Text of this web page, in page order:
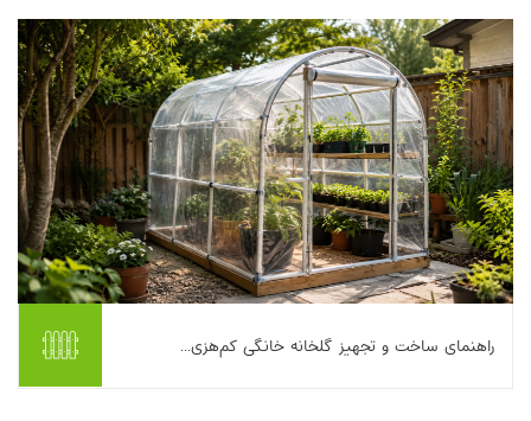
اگر دوست دارید در تمام فصل‌ها سبزی تازه، نشاءهای قوی یا چند
راهنمای ساخت و تجهیز گلخانه خانگی کم‌هزی...